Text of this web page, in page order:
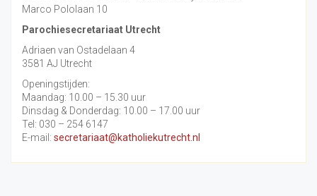
Marco Pololaan 10
Parochiesecretariaat Utrecht
Adriaen van Ostadelaan 4
3581 AJ Utrecht
Openingstijden:
Maandag: 10.00 – 15.30 uur
Dinsdag & Donderdag: 10.00 – 17.00 uur
Tel: 030 – 254 6147
E-mail: secretariaat@katholiekutrecht.nl